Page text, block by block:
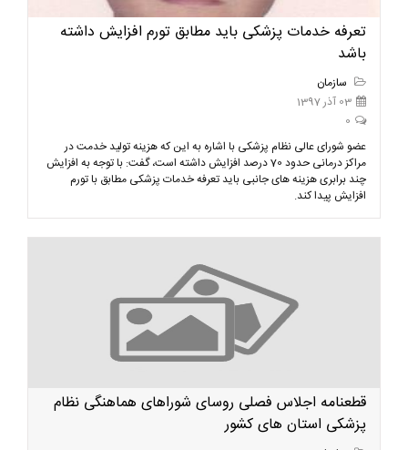
تعرفه خدمات پزشکی باید مطابق تورم افزایش داشته
باشد
سازمان
03 آذر 1397
0
عضو شورای عالی نظام پزشکی با اشاره به این که هزینه تولید خدمت در
مراکز درمانی حدود 70 درصد افزایش داشته است، گفت: با توجه به افزایش
چند برابری هزینه های جانبی باید تعرفه خدمات پزشکی مطابق با تورم
افزایش پیدا کند.
قطعنامه اجلاس فصلی روسای شوراهای هماهنگی نظام
پزشکی استان های کشور